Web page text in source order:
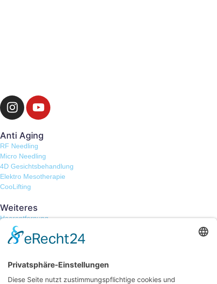
Anti Aging
RF Needling
Micro Needling
4D Gesichtsbehandlung
Elektro Mesotherapie
CooLifting
Weiteres
Haarentfernung
Tesla V-Skin
Apollo Duet
Rechtliches
Impressum